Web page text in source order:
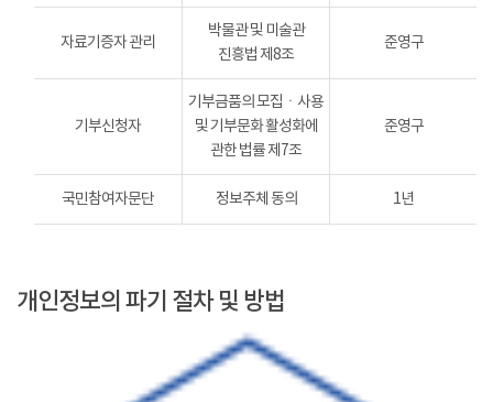
자료기증자 관리
박물관 및 미술관
진흥법 제8조
준영구
기부신청자
기부금품의 모집ㆍ사용
및 기부문화 활성화에
관한 법률 제7조
준영구
국민참여자문단 정보주체 동의 1년
개인정보의 파기 절차 및 방법